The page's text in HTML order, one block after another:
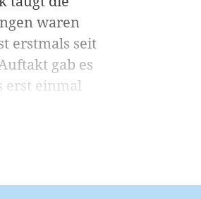
waren
erstmals seit
gab es
erst einmal